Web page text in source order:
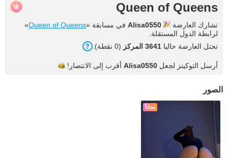
Queen of Queens
تشارك العارضة Alisa0550 في مسابقة «Queen of Queens
»
لرابطة الدول المستقلة.
تحتل العارضة حاليا 3641 المركز (0 نقطة).
أرسل التوكينز لجعل Alisa0550 أقرب إلى الانتصار!
الصور
مجاناً